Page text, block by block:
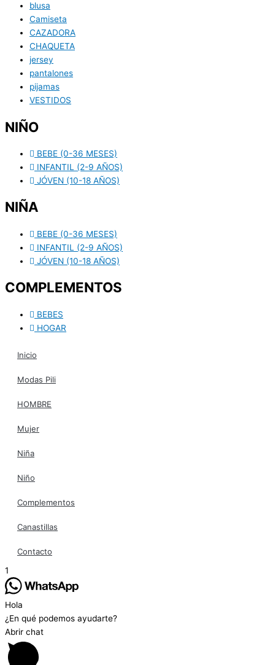
blusa
Camiseta
CAZADORA
CHAQUETA
jersey
pantalones
pijamas
VESTIDOS
NIÑO
BEBE (0-36 MESES)
INFANTIL (2-9 AÑOS)
JÓVEN (10-18 AÑOS)
NIÑA
BEBE (0-36 MESES)
INFANTIL (2-9 AÑOS)
JÓVEN (10-18 AÑOS)
COMPLEMENTOS
BEBES
HOGAR
Inicio
Modas Pili
HOMBRE
Mujer
Niña
Niño
Complementos
Canastillas
Contacto
1
Hola
¿En qué podemos ayudarte?
Abrir chat